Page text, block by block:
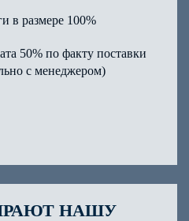
в размере 100%
50% по факту поставки
с менеджером)
НАШУ